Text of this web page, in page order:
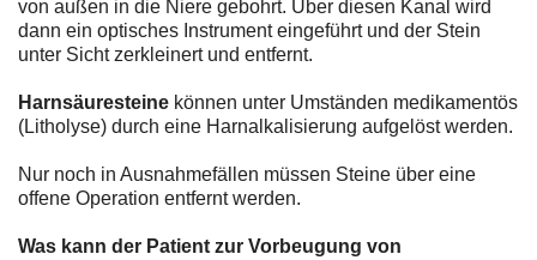
von außen in die Niere gebohrt. Über diesen Kanal wird
dann ein optisches Instrument eingeführt und der Stein
unter Sicht zerkleinert und entfernt.
Harnsäuresteine können unter Umständen medikamentös
(Litholyse) durch eine Harnalkalisierung aufgelöst werden.
Nur noch in Ausnahmefällen müssen Steine über eine
offene Operation entfernt werden.
Was kann der Patient zur Vorbeugung von